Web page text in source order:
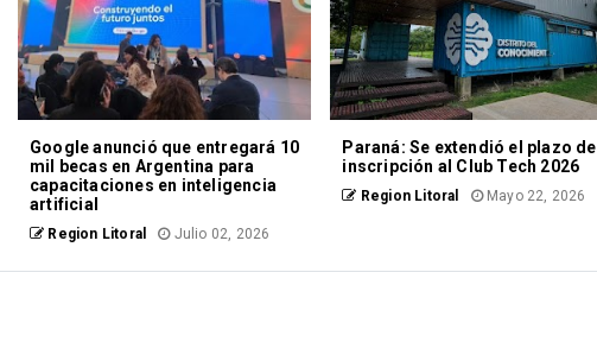
Google anunció que entregará 10
mil becas en Argentina para
capacitaciones en inteligencia
artificial
Region Litoral Julio 02, 2026
Paraná: Se extendió el plazo de
inscripción al Club Tech 2026
Region Litoral Mayo 22, 2026